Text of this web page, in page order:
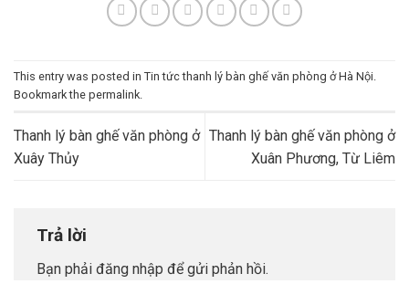
This entry was posted in Tin tức thanh lý bàn ghế văn phòng ở Hà Nội
Bookmark the permalink
Thanh lý bàn ghế văn phòng ở
Xuây Thủy
Thanh lý bàn ghế văn phòng ở
Xuân Phương, Từ Liêm
Trả lời
Bạn phải đăng nhập để gửi phản hồi.